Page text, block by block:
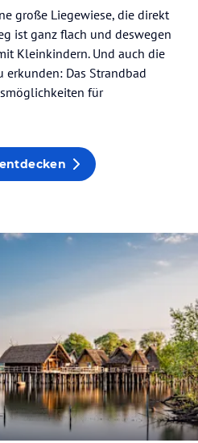
große Liegewiese, die direkt
ist ganz flach und deswegen
Kleinkindern. Und auch die
erkunden: Das Strandbad
für